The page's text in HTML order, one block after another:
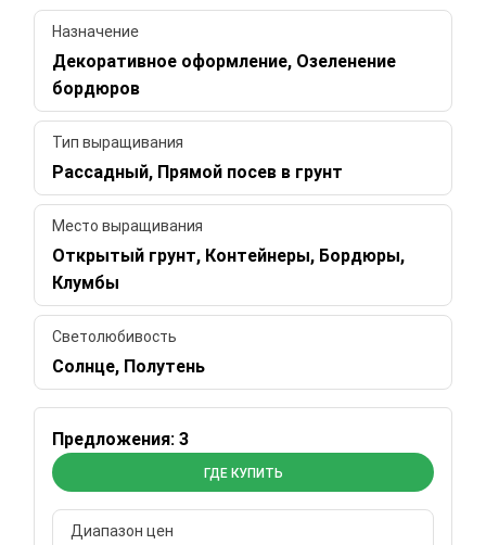
Назначение
Декоративное оформление, Озеленение
бордюров
Тип выращивания
Рассадный, Прямой посев в грунт
Место выращивания
Открытый грунт, Контейнеры, Бордюры,
Клумбы
Светолюбивость
Солнце, Полутень
Предложения: 3
ГДЕ КУПИТЬ
Диапазон цен